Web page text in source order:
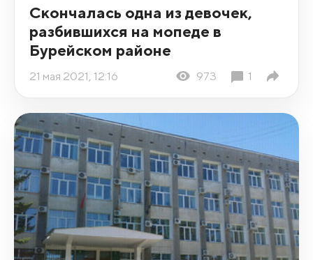
Скончалась одна из девочек,
разбившихся на мопеде в
Бурейском районе
21 мая 2021, 12:16 973 1